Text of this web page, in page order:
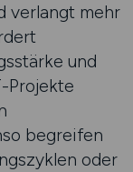
verlangt mehr
und
Projekte
begreifen
oder